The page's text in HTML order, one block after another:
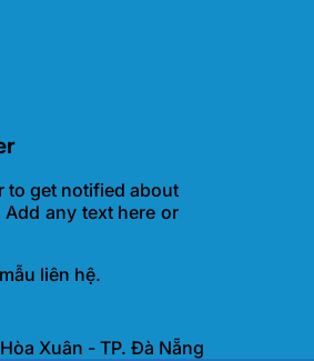
to get notified about
any text here or
liên hệ.
Xuân - TP. Đà Nẵng